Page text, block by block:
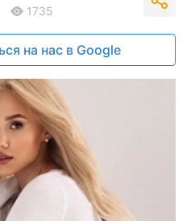
1735
на нас в Google